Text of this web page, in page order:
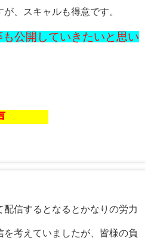
、スキャルも得意です。
公開していきたいと思い
声
配信するとなるとかなりの労力
考えていましたが、皆様の負